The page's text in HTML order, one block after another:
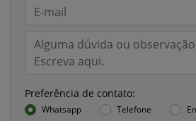
Preferência de contato:
Whatsapp Telefone